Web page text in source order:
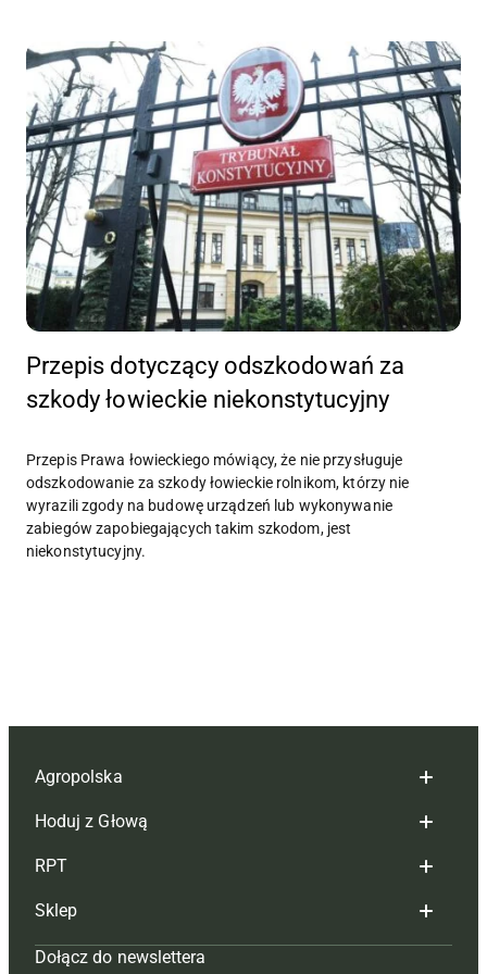
Przepis dotyczący odszkodowań za
szkody łowieckie niekonstytucyjny
Przepis Prawa łowieckiego mówiący, że nie przysługuje
odszkodowanie za szkody łowieckie rolnikom, którzy nie
wyrazili zgody na budowę urządzeń lub wykonywanie
zabiegów zapobiegających takim szkodom, jest
niekonstytucyjny.
Agropolska
Redakcja
Reklama
Tagi
Mapa serwisu
Hoduj z Głową
Hoduj z głową bydło
Hoduj z głową świnie
Prenumerata
RPT
Redakcja
Prenumerata
Sklep
Czasopisma i prenumerata
Dołącz do newslettera